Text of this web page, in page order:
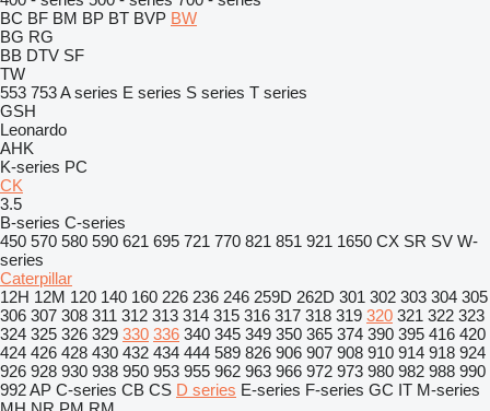
BC BF BM BP BT BVP BW
BG RG
BB DTV SF
TW
553 753A series E series S series T series
GSH
Leonardo
AHK
K-series PC
CK
3.5
B-series C-series
450 570 580 590 621 695 721 770 821 851 921 1650 CX SR SV W-
series
Caterpillar
12H 12M 120 140 160 226 236 246 259D 262D 301 302 303 304 305
306 307 308 311 312 313 314 315 316 317 318 319 320 321 322 323
324 325 326 329 330 336 340 345 349 350 365 374 390 395 416 420
424 426 428 430 432 434 444 589 826 906 907 908 910 914 918 924
926 928 930 938 950 953 955 962 963 966 972 973 980 982 988 990
992AP C-series CB CS D series E-series F-series GC IT M-series